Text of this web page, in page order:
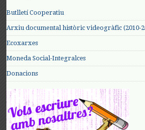
Butlletí Cooperatiu
Arxiu documental històric videogràfic (2010-
Ecoxarxes
Moneda Social-Integralces
Donacions